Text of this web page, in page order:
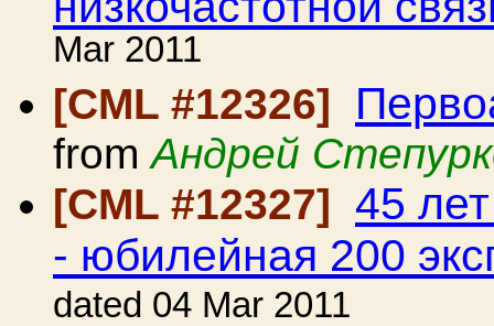
Mar 2011
[CML #12326]
fromАндрей
[CML #12327] 45
- юбилейная 200
dated 04 Mar 2011